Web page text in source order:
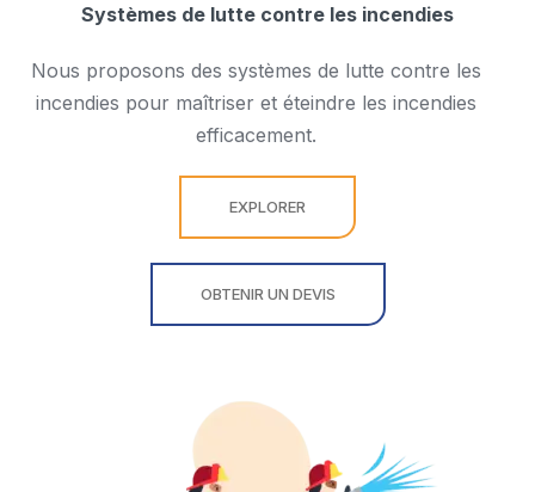
Systèmes de lutte contre les incendies
Nous proposons des systèmes de lutte contre les
incendies pour maîtriser et éteindre les incendies
efficacement.
EXPLORER
OBTENIR UN DEVIS